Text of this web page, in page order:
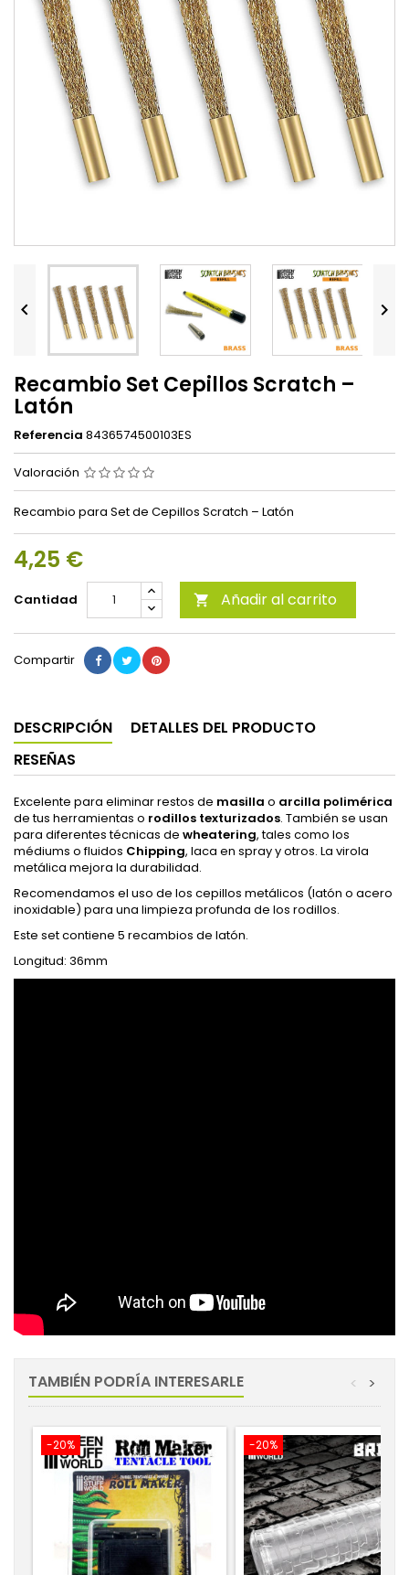
 
Recambio Set Cepillos Scratch –
Latón
Referencia 8436574500103ES
Valoración
Recambio para Set de Cepillos Scratch – Latón
4,25 €
Cantidad  Añadir al carrito
Compartir
DESCRIPCIÓN
DETALLES DEL PRODUCTO
RESEÑAS
Excelente para eliminar restos de masilla o arcilla polimérica
de tus herramientas o rodillos texturizados. También se usan
para diferentes técnicas de wheatering, tales como los
médiums o fluidos Chipping, laca en spray y otros. La virola
metálica mejora la durabilidad.
Recomendamos el uso de los cepillos metálicos (latón o acero
inoxidable) para una limpieza profunda de los rodillos.
Este set contiene 5 recambios de latón.
Longitud: 36mm
TAMBIÉN PODRÍA INTERESARLE >
<
-20% -20%